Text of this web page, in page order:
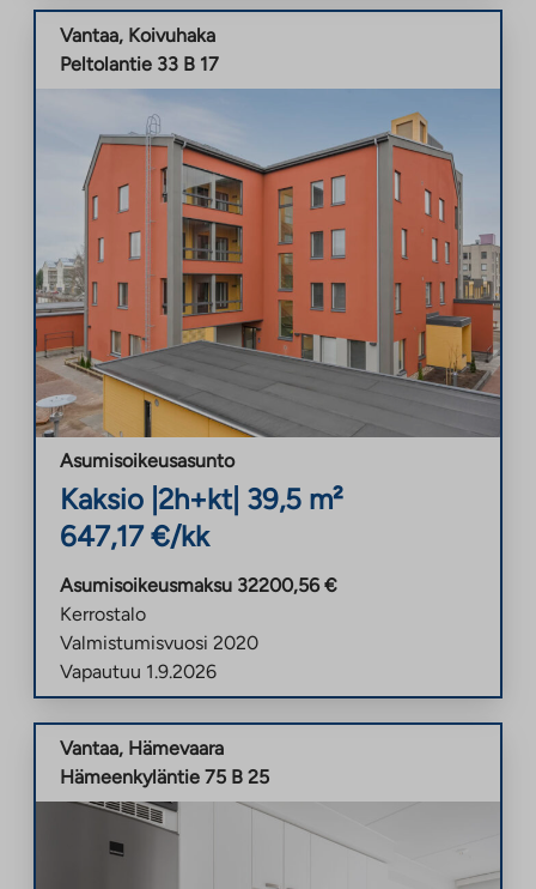
Vantaa, Koivuhaka
Peltolantie 33 B 17
Asumisoikeusasunto
Kaksio 2h+kt| 39,5 m²
647,17 €/kk
Asumisoikeusmaksu 32200,56 €
Kerrostalo
Valmistumisvuosi 2020
Vapautuu 1.9.2026
Vantaa, Hämevaara
Hämeenkyläntie 75 B 25